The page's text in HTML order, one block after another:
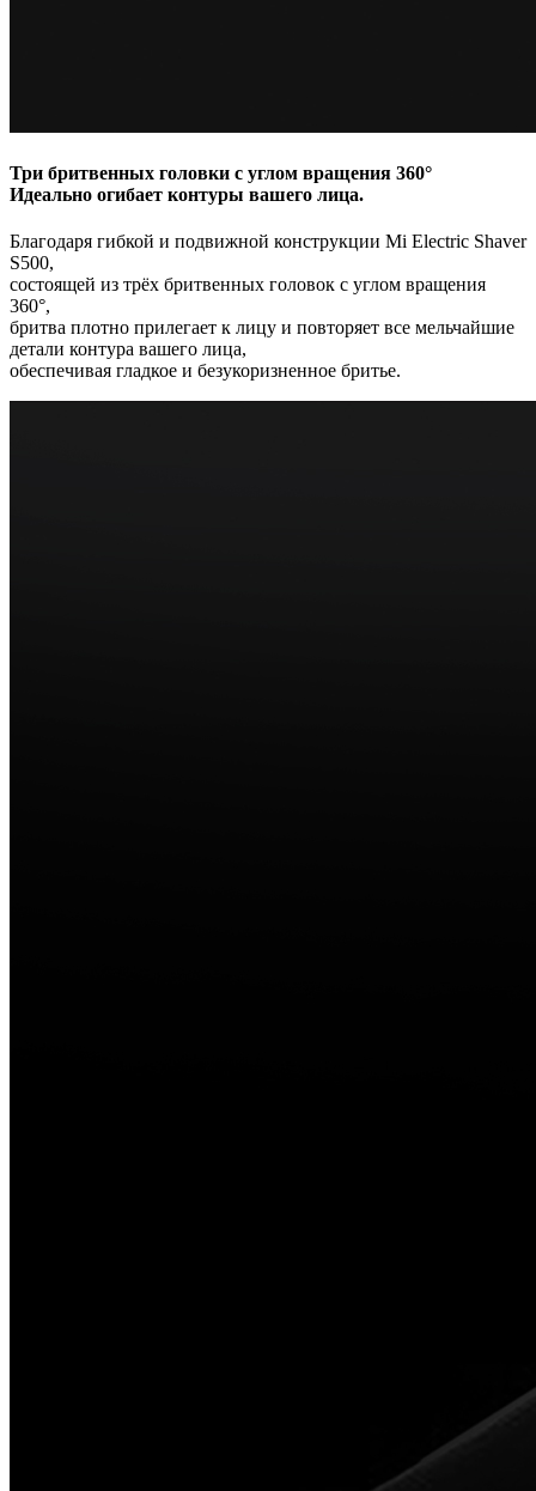
Три бритвенных головки с углом вращения 360°
Идеально огибает контуры вашего лица.
Благодаря гибкой и подвижной конструкции Mi Electric Shaver
S500,
состоящей из трёх бритвенных головок с углом вращения
360°,
бритва плотно прилегает к лицу и повторяет все мельчайшие
детали контура вашего лица,
обеспечивая гладкое и безукоризненное бритье.